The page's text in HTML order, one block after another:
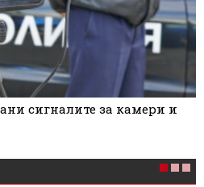
сигналите за камери и